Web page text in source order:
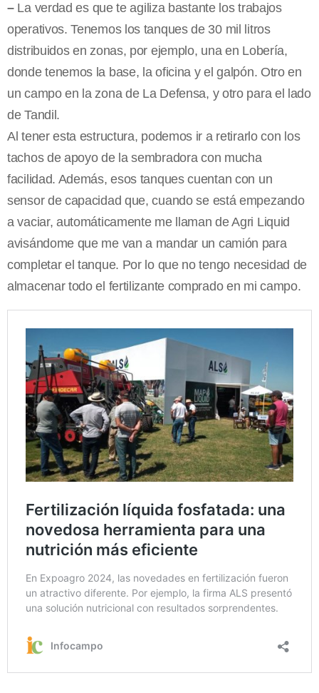
– La verdad es que te agiliza bastante los trabajos
operativos. Tenemos los tanques de 30 mil litros
distribuidos en zonas, por ejemplo, una en Lobería,
donde tenemos la base, la oficina y el galpón. Otro en
un campo en la zona de La Defensa, y otro para el lado
de Tandil.
Al tener esta estructura, podemos ir a retirarlo con los
tachos de apoyo de la sembradora con mucha
facilidad. Además, esos tanques cuentan con un
sensor de capacidad que, cuando se está empezando
a vaciar, automáticamente me llaman de Agri Liquid
avisándome que me van a mandar un camión para
completar el tanque. Por lo que no tengo necesidad de
almacenar todo el fertilizante comprado en mi campo.